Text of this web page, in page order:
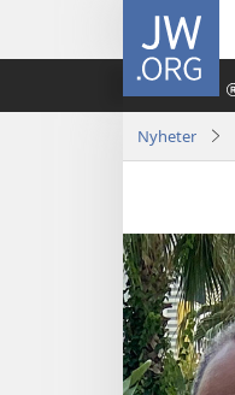
JW.ORG
Nyheter